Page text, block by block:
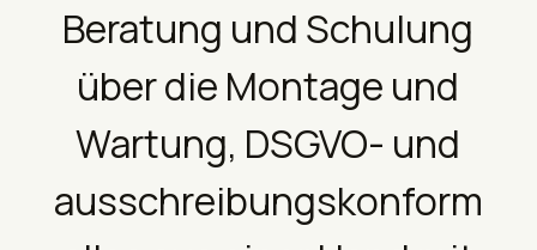
Beratung und Schulung
über die Montage und
Wartung, DSGVO- und
ausschreibungskonform